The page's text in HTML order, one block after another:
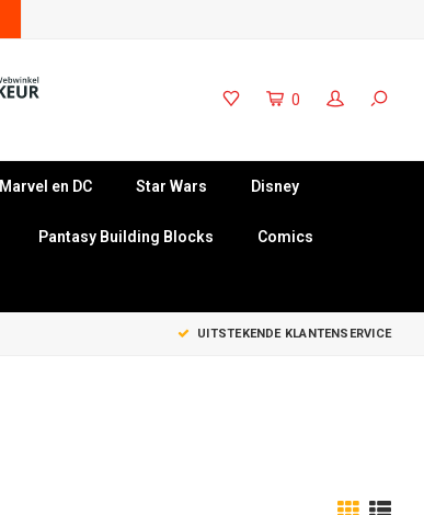
0
Marvel en DC Star Wars Disney
Pantasy Building Blocks Comics
UITSTEKENDE KLANTENSERVICE